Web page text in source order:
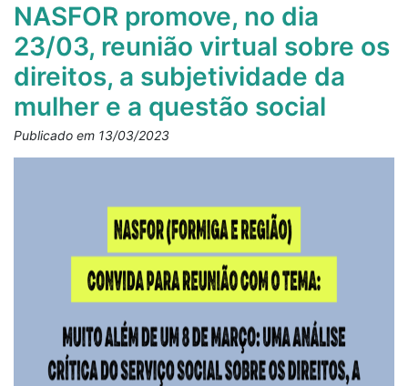
NASFOR promove, no dia
23/03, reunião virtual sobre os
direitos, a subjetividade da
mulher e a questão social
Publicado em 13/03/2023